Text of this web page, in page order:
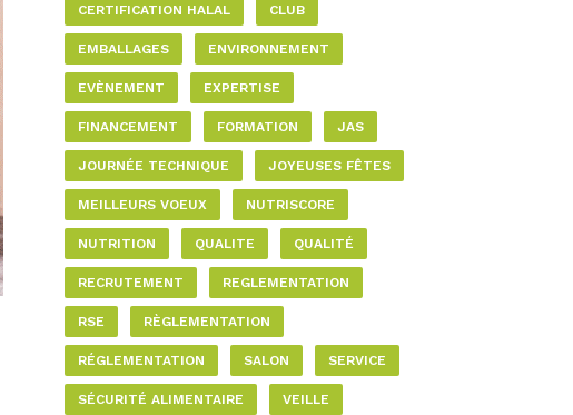
CERTIFICATION HALAL CLUB
EMBALLAGES ENVIRONNEMENT
EVÈNEMENT EXPERTISE
FINANCEMENT FORMATION JAS
JOURNÉE TECHNIQUE JOYEUSES FÊTES
MEILLEURS VOEUX NUTRISCORE
NUTRITION QUALITE QUALITÉ
RECRUTEMENT REGLEMENTATION
RSE RÈGLEMENTATION
RÉGLEMENTATION SALON SERVICE
SÉCURITÉ ALIMENTAIRE VEILLE